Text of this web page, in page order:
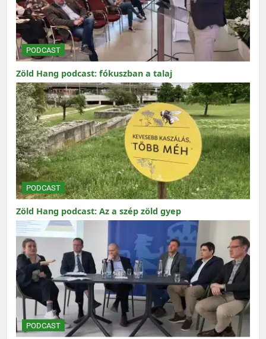
PODCAST
Zöld Hang podcast: fókuszban a talaj
PODCAST
Zöld Hang podcast: Az a szép zöld gyep
PODCAST